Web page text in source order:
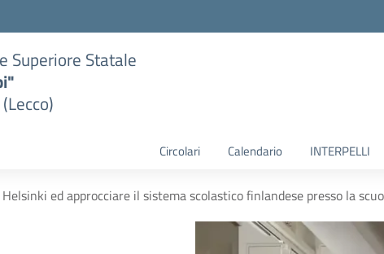
Superiore Statale
Circolari Calendario INTERPELLI
ed approcciare il sistema scolastico finlandese presso la